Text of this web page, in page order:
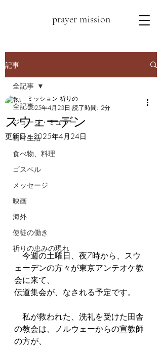
prayer mission
記事
全記事
ジョージ・ミュラー
日常生活
食べ物、料理
ゴスペル
メッセージ
映画
海外
使徒の働き
祈りの恵みの現れ
全記事
スウェーデン
ミッション 祈りの
2025年4月23日 読了時間: 2分
更新日：2025年4月24日
今週の土曜日、夜7時から、スウ
ェーデンの方々が東京アンテオケ教
会に来て、
伝道集会が、なされる予定です。
私が救われた、洗礼を受けた田舎
の教会は、ノルウェーからの宣教師
の方が、